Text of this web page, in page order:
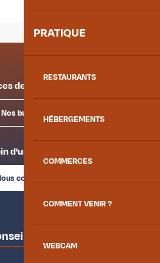
PRATIQUE
RESTAURANTS
HÉBERGEMENTS
COMMERCES
COMMENT VENIR ?
WEBCAM
de tourisme
Nos bureaux
d'un conseil ?
contacter
des locaux